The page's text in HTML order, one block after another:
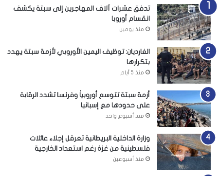
تدفق عشرات آلاف المهاجرين إلى سبتة يكشف
انقسام أوروبا
منذ يومين
الغارديان: توظيف اليمين الأوروبي لأزمة سبتة يهدد
بتكرارها
منذ 5 أيام
أزمة سبتة تتوسع أوروبياً وفرنسا تشدد الرقابة
على حدودها مع إسبانيا
منذ أسبوع واحد
وزارة الداخلية البريطانية تعرقل إجلاء عائلات
فلسطينية من غزة رغم استعداد الخارجية
منذ أسبوعين